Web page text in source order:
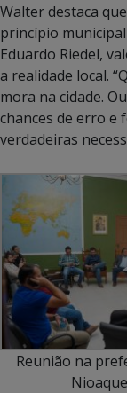
Walter destaca
princípio
Eduardo Riedel,
a realidade local.
mora na cidade.
chances de erro e
verdadeiras
Reunião na
Nioaque